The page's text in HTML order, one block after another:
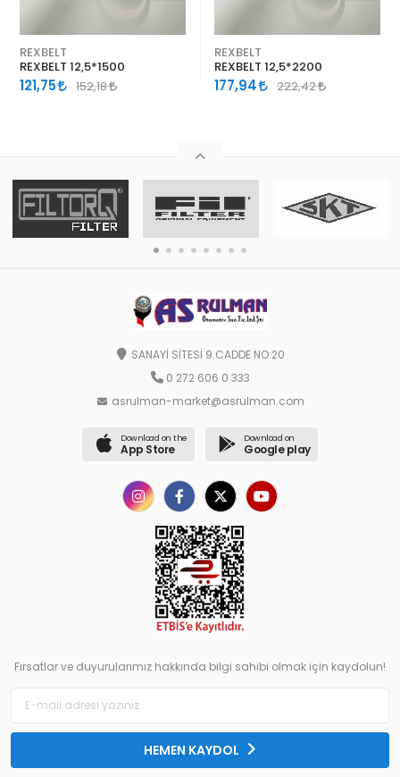
REXBELT
REXBELT 12,5*1500
121,75 152,18
REXBELT
REXBELT 12,5*2200
177,94 222,42
SANAYİ SİTESİ 9.CADDE NO:20
0 272 606 0 333
asrulman-market@asrulman.com
Download on the
App Store
Download on
Google play
Fırsatlar ve duyurularımız hakkında bilgi sahibi olmak için kaydolun!
HEMEN KAYDOL